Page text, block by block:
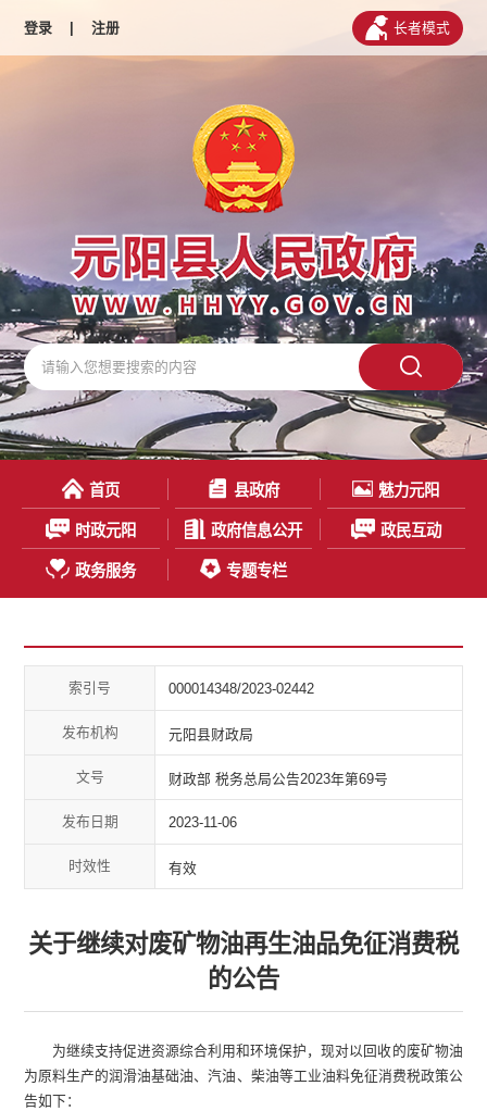
登录 | 注册 长者模式
首页 县政府 魅力元阳
时政元阳 政府信息公开 政民互动
政务服务 专题专栏
索引号 000014348/2023-02442
发布机构 元阳县财政局
文号 财政部 税务总局公告2023年第69号
发布日期 2023-11-06
时效性 有效
关于继续对废矿物油再生油品免征消费税
的公告
为继续支持促进资源综合利用和环境保护，现对以回收的废矿物油
为原料生产的润滑油基础油、汽油、柴油等工业油料免征消费税政策公
告如下：